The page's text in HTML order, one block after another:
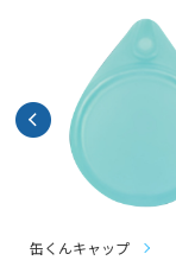
缶くんキャップ